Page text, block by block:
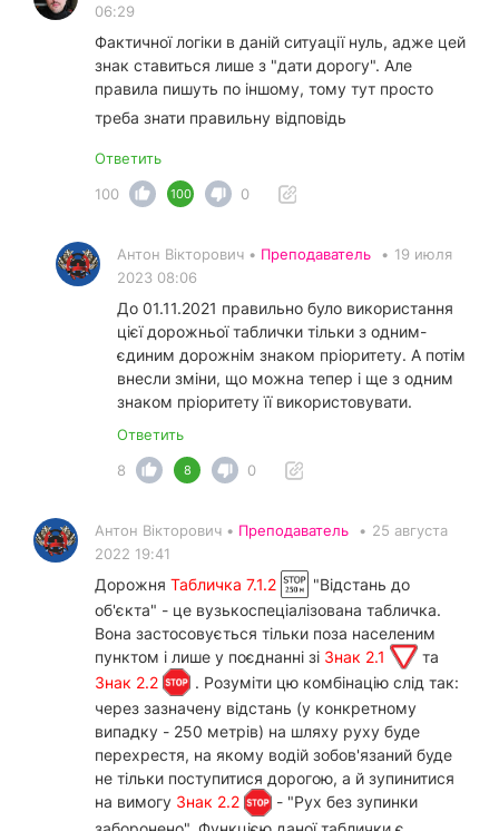
06:29
Фактичної логіки в даній ситуації нуль, адже цей
знак ставиться лише з "дати дорогу". Але
правила пишуть по іншому, тому тут просто
треба знати правильну відповідь
Ответить
100
100 0
Антон Вікторович • Преподаватель • 19 июля
2023 08:06
До 01.11.2021 правильно було використання
цієї дорожньої таблички тільки з одним-
єдиним дорожнім знаком пріоритету. А потім
внесли зміни, що можна тепер і ще з одним
знаком пріоритету її використовувати.
Ответить
8
8 0
Антон Вікторович • Преподаватель • 25 августа
2022 19:41
Дорожня Табличка 7.1.2
"Відстань до
об'єкта" - це вузькоспеціалізована табличка.
Вона застосовується тільки поза населеним
пунктом і лише у поєднанні зі Знак 2.1
та
Знак 2.2
. Розуміти цю комбінацію слід так:
через зазначену відстань (у конкретному
випадку - 250 метрів) на шляху руху буде
перехрестя, на якому водій зобов'язаний буде
не тільки поступитися дорогою, а й зупинитися
на вимогу Знак 2.2
- "Рух без зупинки